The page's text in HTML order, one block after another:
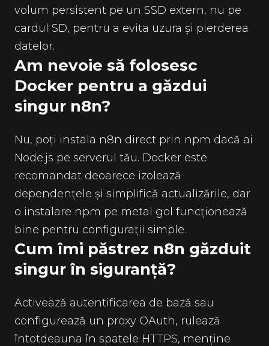
volum persistent pe un SSD extern, nu pe
cardul SD, pentru a evita uzura și pierderea
datelor.
Am nevoie să folosesc
Docker pentru a găzdui
singur n8n?
Nu, poți instala n8n direct prin npm dacă ai
Node.js pe serverul tău. Docker este
recomandat deoarece izolează
dependențele și simplifică actualizările, dar
o instalare npm pe metal gol funcționează
bine pentru configurații simple.
Cum îmi păstrez n8n găzduit
singur în siguranță?
Activează autentificarea de bază sau
configurează un proxy OAuth, rulează
întotdeauna în spatele HTTPS, menține